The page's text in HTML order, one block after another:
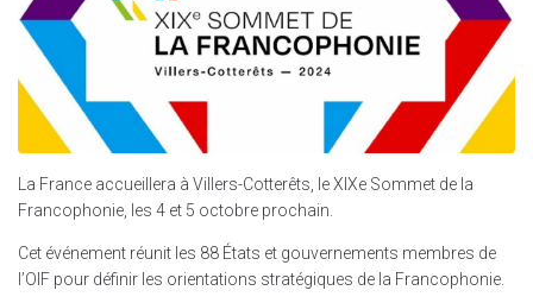
La France accueillera à Villers-Cotterêts, le XIXe Sommet de la
Francophonie, les 4 et 5 octobre prochain.
Cet événement réunit les 88 États et gouvernements membres de
l’OIF pour définir les orientations stratégiques de la Francophonie.